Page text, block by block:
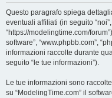
Questo paragrafo spiega
eventuali affiliati (in seguito
“https://modelingtime.com/
software”, “www.phpbb.com”,
informazioni raccolte durante
seguito “le tue informazioni”).
Le tue informazioni sono
su “ModelingTime.com” il